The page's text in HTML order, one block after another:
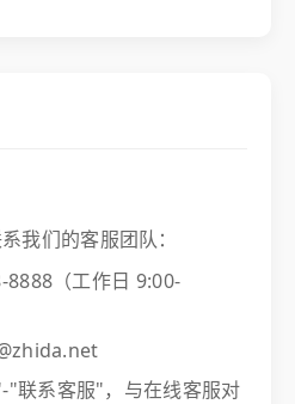
我们的客服团队：
8888（工作日 9:00-
联系客服"，与在线客服对